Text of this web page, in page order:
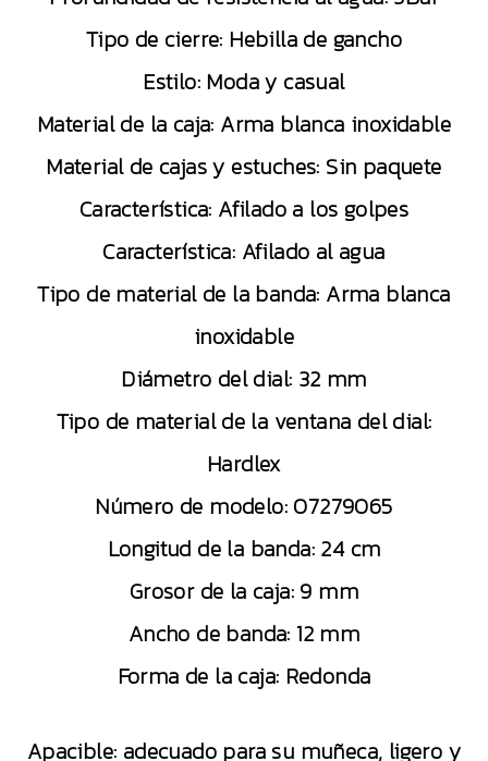
Tipo de cierre: Hebilla de gancho
Estilo: Moda y casual
Material de la caja: Arma blanca inoxidable
Material de cajas y estuches: Sin paquete
Característica: Afilado a los golpes
Característica: Afilado al agua
Tipo de material de la banda: Arma blanca
inoxidable
Diámetro del dial: 32 mm
Tipo de material de la ventana del dial:
Hardlex
Número de modelo: 07279065
Longitud de la banda: 24 cm
Grosor de la caja: 9 mm
Ancho de banda: 12 mm
Forma de la caja: Redonda
Apacible: adecuado para su muñeca, ligero y